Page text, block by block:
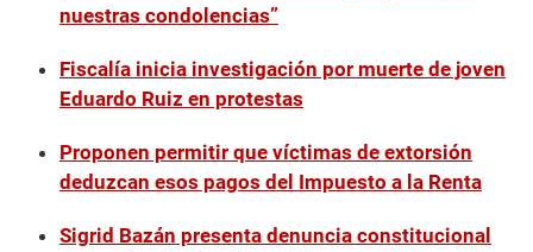
nuestras condolencias”
Fiscalía inicia investigación por muerte de joven
Eduardo Ruiz en protestas
Proponen permitir que víctimas de extorsión
deduzcan esos pagos del Impuesto a la Renta
Sigrid Bazán presenta denuncia constitucional